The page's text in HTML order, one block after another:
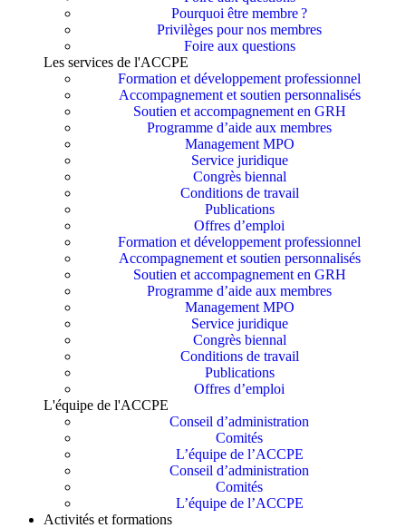
Pourquoi être membre ?​
Privilèges pour nos membres​
Foire aux questions
Les services de l'ACCPE
Formation et développement professionnel
Accompagnement et soutien personnalisés
Soutien et accompagnement en GRH
Programme d’aide aux membres
Management MPO
Service juridique
Congrès biennal
Conditions de travail
Publications
Offres d’emploi
Formation et développement professionnel
Accompagnement et soutien personnalisés
Soutien et accompagnement en GRH
Programme d’aide aux membres
Management MPO
Service juridique
Congrès biennal
Conditions de travail
Publications
Offres d’emploi
L'équipe de l'ACCPE
Conseil d’administration
Comités
L’équipe de l’ACCPE
Conseil d’administration
Comités
L’équipe de l’ACCPE
Activités et formations